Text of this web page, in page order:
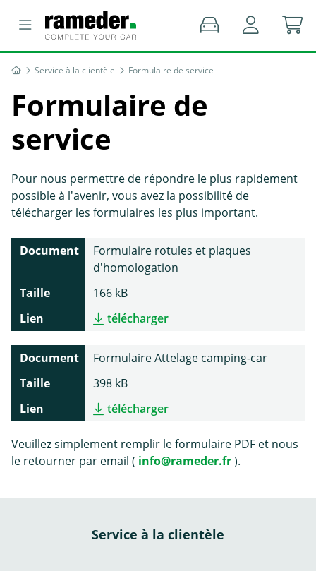
Service à la clientèle Formulaire de service
Formulaire de
service
Pour nous permettre de répondre le plus rapidement
possible à l'avenir, vous avez la possibilité de
télécharger les formulaires les plus important.
Document
Formulaire rotules et plaques
d'homologation
Taille
166 kB
Lien
télécharger
Document
Formulaire Attelage camping-car
Taille
398 kB
Lien
télécharger
Veuillez simplement remplir le formulaire PDF et nous
le retourner par email ( info@rameder.fr).
Service à la clientèle